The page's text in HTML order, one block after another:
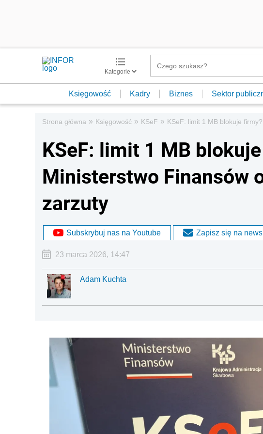
Kategorie
Księgowość Kadry Biznes Sektor
Strona główna » Księgowość » KSeF » KSeF: limit 1 MB blokuje
KSeF: limit 1 MB
Ministerstwo Finansów
zarzuty
Subskrybuj nas na Youtube Zapisz się na
23 marca 2026, 14:47
Adam Kuchta